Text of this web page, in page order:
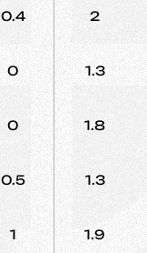
0.4 2
0 1.3
0 1.8
0.5 1.3
1 1.9